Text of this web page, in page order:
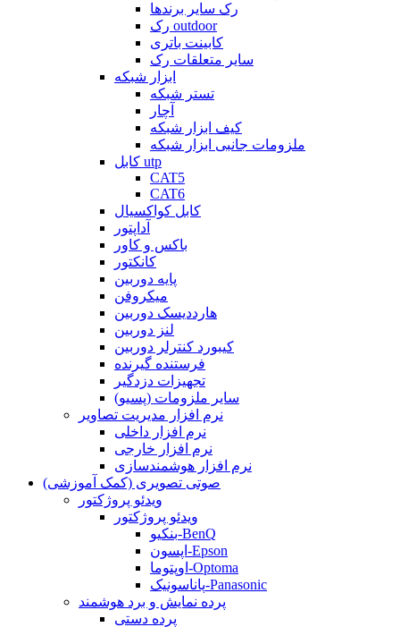
رک سایر برندها
رک outdoor
کابینت باتری
سایر متعلقات رک
ابزار شبکه
تستر شبکه
آچار
کیف ابزار شبکه
ملزومات جانبی ابزار شبکه
کابل utp
CAT5
CAT6
کابل کواکسیال
آداپتور
باکس و کاور
کانکتور
پایه دوربین
میکروفن
هارددیسک دوربین
لنز دوربین
کیبورد کنترلر دوربین
فرستنده گیرنده
تجهیزات دزدگیر
سایر ملزومات (پسیو)
نرم افزار مدیریت تصاویر
نرم افزار داخلی
نرم افزار خارجی
نرم افزار هوشمندسازی
صوتی تصویری (کمک آموزشی)
ویدئو پروژکتور
ویدئو پروژکتور
بنکیو-BenQ
اپسون-Epson
اوپتوما-Optoma
پاناسونیک-Panasonic
پرده نمایش و برد هوشمند
پرده دستی